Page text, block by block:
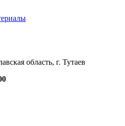
область, г. Тутаев